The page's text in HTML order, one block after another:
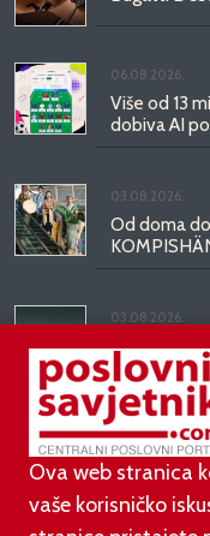
06.08.2026.
Više od 13
dobiva AI
03.08.2026.
Od doma
03.08.2026.
Kineski
kilometara
Ova web stranica
vaše korisničko